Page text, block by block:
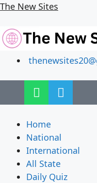
The New Sites
Home
National
International
All State
Daily Quiz